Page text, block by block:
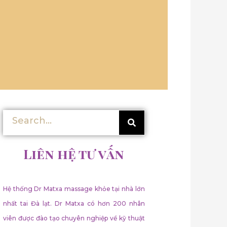
kiếm
Tìm
kiếm
Liên hệ tư vấn
Hệ thống Dr Matxa massage khỏe tại nhà lớn
nhất tai Đà lạt. Dr Matxa có hơn 200 nhân
viên được đào tạo chuyên nghiệp về kỹ thuật